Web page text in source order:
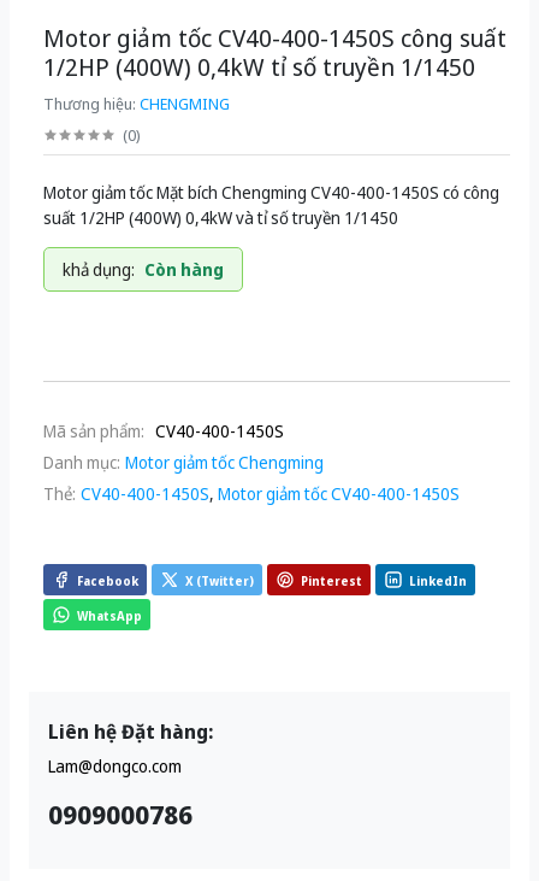
Motor giảm tốc CV40-400-1450S công suất
1/2HP (400W) 0,4kW tỉ số truyền 1/1450
Thương hiệu: CHENGMING
(0)
Motor giảm tốc Mặt bích Chengming CV40-400-1450S có công
suất 1/2HP (400W) 0,4kW và tỉ số truyền 1/1450
khả dụng: Còn hàng
Mã sản phẩm: CV40-400-1450S
Danh mục: Motor giảm tốc Chengming
Thẻ: CV40-400-1450S, Motor giảm tốc CV40-400-1450S
Facebook X (Twitter) Pinterest LinkedIn
WhatsApp
Liên hệ Đặt hàng:
Lam@dongco.com
0909000786